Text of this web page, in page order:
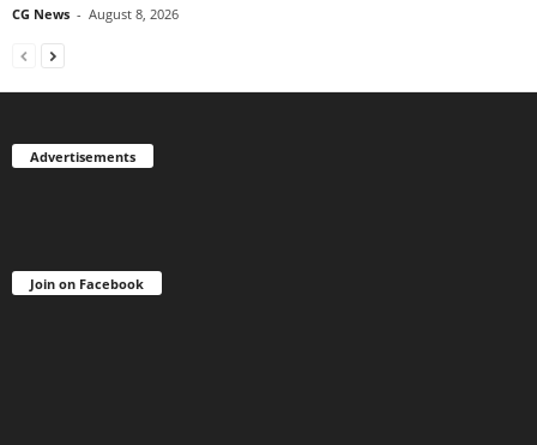
CG News - August 8, 2026
Advertisements
Join on Facebook